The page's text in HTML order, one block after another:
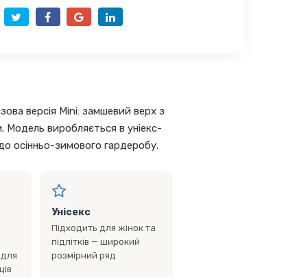
версія Mini: замшевий верх з
Модель виробляється в уніекс-
осінньо-зимового гардеробу.
Унісекс
Підходить для жінок та
підлітків — широкий
розмірний ряд